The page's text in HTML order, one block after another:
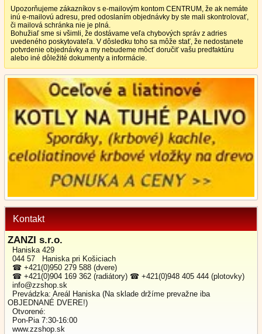
Upozorňujeme zákazníkov s e-mailovým kontom CENTRUM, že ak nemáte
inú e-mailovú adresu, pred odoslaním objednávky by ste mali skontrolovať,
či mailová schránka nie je plná.
Bohužiaľ sme si všimli, že dostávame veľa chybových správ z adries
uvedeného poskytovateľa. V dôsledku toho sa môže stať, že nedostanete
potvrdenie objednávky a my nebudeme môcť doručiť vašu predfaktúru
alebo iné dôležité dokumenty a informácie.
Kontakt
ZANZI s.r.o.
Haniska 429
044 57 Haniska pri Košiciach
☎ +421(0)950 279 588 (dvere)
☎ +421(0)904 169 362 (radiátory) ☎ +421(0)948 405 444 (plotovky)
info@zzshop.sk
Prevádzka: Areál Haniska (Na sklade držíme prevažne iba
OBJEDNANÉ DVERE!)
Otvorené:
Pon-Pia 7:30-16:00
www.zzshop.sk